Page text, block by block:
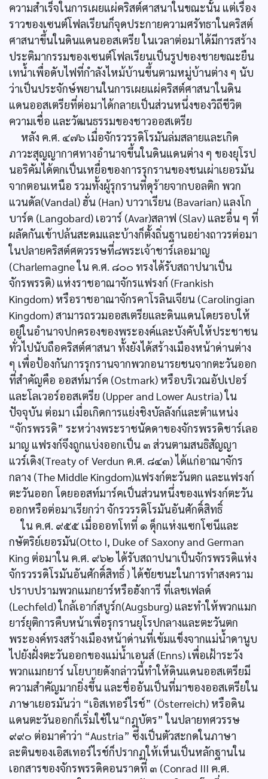
ความสำเร็จในการเผยแผ่คริสต์ศาสนาในขณะนั้น แต่เรื่อง
ราวของเซนต์โฟลเรียนก็จุดประกายความศรัทธาในคริสต์
ศาสนาขึ้นในดินแดนออสเตรีย ในเวลาต่อมาได้มีการสร้าง
ประติมากรรมของเซนต์โฟลเรียนเป็นรูปของชายขณะยืน
เทน้ำเพื่อดับไฟที่กำลังไหม้บ้านขึ้นตามหมู่บ้านต่าง ๆ นับ
ว่าเป็นประจักษ์พยานในการเผยแผ่คริสต์ศาสนาในดิน
แดนออสเตรียที่ต่อมาได้กลายเป็นส่วนหนึ่งของวิถีชีวิต
ความเชื่อ และวัฒนธรรมของชาวออสเตรีย
หลัง ค.ศ. ๔๗๖ เมื่อจักรวรรดิโรมันล่มสลายและเกิด
ภาวะสุญญากาศทางอำนาจขึ้นในดินแดนต่าง ๆ ของยุโรป
นอริคัมได้ตกเป็นเหยื่อของการรุกรานของชนเผ่าเยอรมัน
จากตอนเหนือ รวมทั้งผู้รุกรานที่ดุร้ายจากบอลติก พวก
แวนดัล(Vandal) ฮั่น (Han) บาวาเรียน (Bavarian) แลงโก
บาร์ด (Langobard) เอวาร์ (Avar)สลาฟ (Slav) และอื่น ๆ ที่
ผลัดกันเข้าปล้นสะดมและบ้างก็ตั้งถิ่นฐานอย่างถาวรต่อมา
ในปลายคริสต์ศตวรรษที่๘พระเจ้าชาร์เลอมาญ
(Charlemagne ใน ค.ศ. ๘๐๐ ทรงได้รับสถาปนาเป็น
จักรพรรดิ) แห่งราชอาณาจักรแฟรงก์ (Frankish
Kingdom) หรือราชอาณาจักรคาโรลินเจียน (Carolingian
Kingdom) สามารถรวมออสเตรียและดินแดนโดยรอบให้
อยู่ในอำนาจปกครองของพระองค์และบังคับให้ประชาชน
ทั่วไปนับถือคริสต์ศาสนา ทั้งยังได้สร้างเมืองหน้าด่านต่าง
ๆ เพื่อป้องกันการรุกรานจากพวกอนารยชนจากตะวันออก
ที่สำคัญคือ ออสท์มาร์ค (Ostmark) หรือบริเวณอัปเปอร์
และโลเวอร์ออสเตรีย (Upper and Lower Austria) ใน
ปัจจุบัน ต่อมา เมื่อเกิดการแย่งชิงบัลลังก์และตำแหน่ง
“จักรพรรดิ” ระหว่างพระราชนัดดาของจักรพรรดิชาร์เลอ
มาญ แฟรงก์จึงถูกแบ่งออกเป็น ๓ ส่วนตามสนธิสัญญา
แวร์เดิง(Treaty of Verdun ค.ศ. ๘๔๓) ได้แก่อาณาจักร
กลาง (The Middle Kingdom)แฟรงก์ตะวันตก และแฟรงก์
ตะวันออก โดยออสท์มาร์คเป็นส่วนหนึ่งของแฟรงก์ตะวัน
ออกหรือต่อมาเรียกว่า จักรวรรดิโรมันอันศักดิ์สิทธิ์
ใน ค.ศ. ๙๕๕ เมื่อออทโทที่ ๑ ดุ็กแห่งแซกโซนีและ
กษัตริย์เยอรมัน(Otto I, Duke of Saxony and German
King ต่อมาใน ค.ศ. ๙๖๒ ได้รับสถาปนาเป็นจักรพรรดิแห่ง
จักรวรรดิโรมันอันศักดิ์สิทธิ์ ) ได้ชัยชนะในการทำสงคราม
ปราบปรามพวกแมกยาร์หรือฮังการี ที่เลชเฟลด์
(Lechfeld) ใกล้เอาก์สบูร์ก(Augsburg) และทำให้พวกแมก
ยาร์ยุติการคืบหน้าเพื่อรุกรานยุโรปกลางและตะวันตก
พระองค์ทรงสร้างเมืองหน้าด่านที่เข้มแข็งจากแม่น้ำดานูบ
ไปยังฝั่งตะวันออกของแม่น้ำเอนส์ (Enns) เพื่อเฝ้าระวัง
พวกแมกยาร์ นโยบายดังกล่าวนี้ทำให้ดินแดนออสเตรียมี
ความสำคัญมากยิ่งขึ้น และชื่ออันเป็นที่มาของออสเตรียใน
ภาษาเยอรมันว่า “เอิสเทอร์ไรช์” (Österreich) หรือดิน
แดนตะวันออกก็เริ่มใช้ใน“กฎบัตร” ในปลายทศวรรษ
๙๙๐ ต่อมาคำว่า “Austria” ซึ่งเป็นตัวสะกดในภาษา
ละตินของเอิสเทอร์ไรช์ก็ปรากฏให้เห็นเป็นหลักฐานใน
เอกสารของจักรพรรดิคอนราดที่ ๓ (Conrad III ค.ศ.